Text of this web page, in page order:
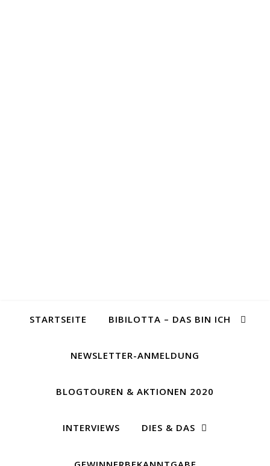
STARTSEITE BIBILOTTA – DAS BIN ICH
NEWSLETTER-ANMELDUNG
BLOGTOUREN & AKTIONEN 2020
INTERVIEWS DIES & DAS